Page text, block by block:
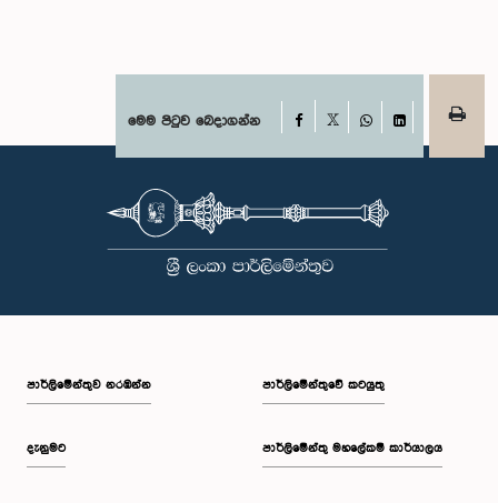
මෙම පිටුව බෙදාගන්න Facebook
WhatsAppLinkedIn
පාර්ලි‌මේන්තුව නරඹන්න
දැනුමට
පාර්ලිමේන්තුවේ කටයුතු
පාර්ලිමේන්තු මහලේකම් කාර්යාලය